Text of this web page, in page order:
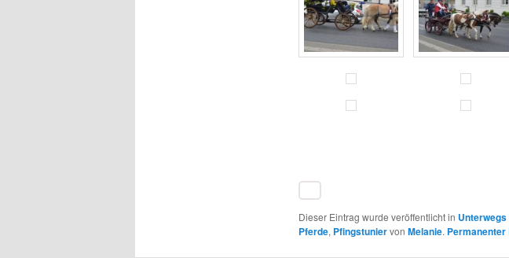
Dieser Eintrag wurde veröffentlicht in
Pferde, Pfingstuniervon Melanie. Permanenter